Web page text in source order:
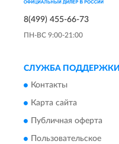
8(499) 455-66-73
ПН-ВС 9:00-21:00
СЛУЖБА ПОДДЕРЖКИ
Контакты
Карта сайта
Публичная оферта
Пользовательское